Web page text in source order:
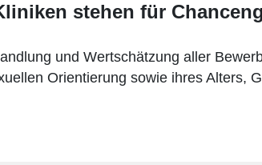
stehen für
und Wertschätzung aller
Orientierung sowie ihres Alters,